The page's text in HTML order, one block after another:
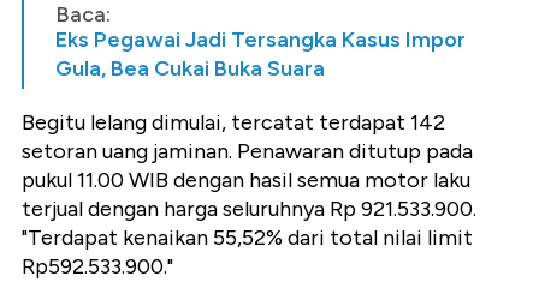
Baca:
Eks Pegawai Jadi Tersangka Kasus Impor
Gula, Bea Cukai Buka Suara
Begitu lelang dimulai, tercatat terdapat 142
setoran uang jaminan. Penawaran ditutup pada
pukul 11.00 WIB dengan hasil semua motor laku
terjual dengan harga seluruhnya Rp 921.533.900.
"Terdapat kenaikan 55,52% dari total nilai limit
Rp592.533.900."